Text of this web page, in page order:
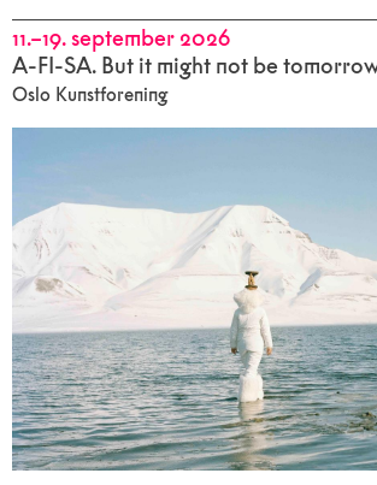
11.–19. september 2026
A-FI-SA. But it might not be
Oslo Kunstforening